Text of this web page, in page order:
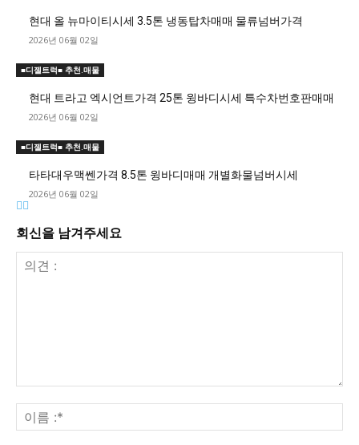
현대 올 뉴마이티시세 3.5톤 냉동탑차매매 물류넘버가격
2026년 06월 02일
■디젤트럭■ 추천.매물
현대 트라고 엑시언트가격 25톤 윙바디시세 특수차번호판매매
2026년 06월 02일
■디젤트럭■ 추천.매물
타타대우맥쎈가격 8.5톤 윙바디매매 개별화물넘버시세
2026년 06월 02일
회신을 남겨주세요
견
:
름